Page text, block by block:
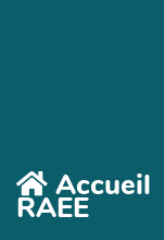
Accueil
RAEE